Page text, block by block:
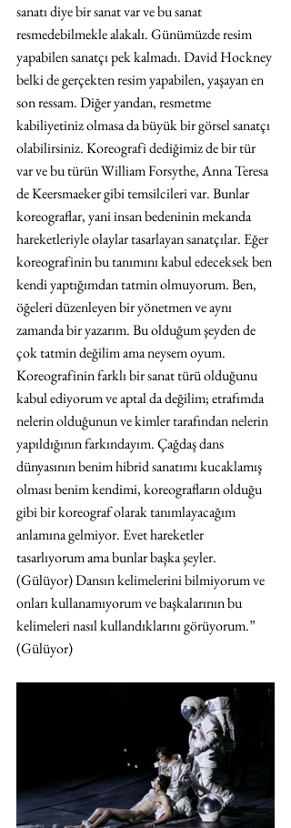
sanatı diye bir sanat var ve bu sanat
resmedebilmekle alakalı. Günümüzde resim
yapabilen sanatçı pek kalmadı. David Hockney
belki de gerçekten resim yapabilen, yaşayan en
son ressam. Diğer yandan, resmetme
kabiliyetiniz olmasa da büyük bir görsel sanatçı
olabilirsiniz. Koreografi dediğimiz de bir tür
var ve bu türün William Forsythe, Anna Teresa
de Keersmaeker gibi temsilcileri var. Bunlar
koreograflar, yani insan bedeninin mekanda
hareketleriyle olaylar tasarlayan sanatçılar. Eğer
koreografinin bu tanımını kabul edeceksek ben
kendi yaptığımdan tatmin olmuyorum. Ben,
öğeleri düzenleyen bir yönetmen ve aynı
zamanda bir yazarım. Bu olduğum şeyden de
çok tatmin değilim ama neysem oyum.
Koreografinin farklı bir sanat türü olduğunu
kabul ediyorum ve aptal da değilim; etrafımda
nelerin olduğunun ve kimler tarafından nelerin
yapıldığının farkındayım. Çağdaş dans
dünyasının benim hibrid sanatımı kucaklamış
olması benim kendimi, koreografların olduğu
gibi bir koreograf olarak tanımlayacağım
anlamına gelmiyor. Evet hareketler
tasarlıyorum ama bunlar başka şeyler.
(Gülüyor) Dansın kelimelerini bilmiyorum ve
onları kullanamıyorum ve başkalarının bu
kelimeleri nasıl kullandıklarını görüyorum.”
(Gülüyor)